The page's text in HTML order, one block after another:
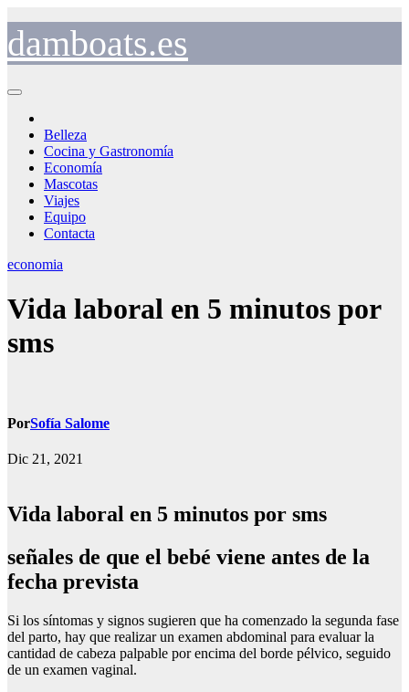
contenido
damboats.es
Belleza
Cocina y Gastronomía
Economía
Mascotas
Viajes
Equipo
Contacta
economia
Vida laboral en 5 minutos por
sms
PorSofía Salome
Dic 21, 2021
Vida laboral en 5 minutos por sms
señales de que el bebé viene antes de la
fecha prevista
Si los síntomas y signos sugieren que ha comenzado la segunda fase
del parto, hay que realizar un examen abdominal para evaluar la
cantidad de cabeza palpable por encima del borde pélvico, seguido
de un examen vaginal.